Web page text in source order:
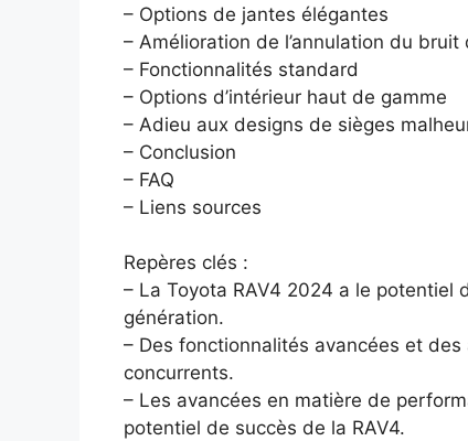
– Options de jantes élégantes
– Amélioration de l’annulation du
– Fonctionnalités standard
– Options d’intérieur haut de gamme
– Adieu aux designs de sièges
– Conclusion
– FAQ
– Liens sources
Repères clés :
– La Toyota RAV4 2024 a le potentiel
génération.
– Des fonctionnalités avancées et
concurrents.
– Les avancées en matière de
potentiel de succès de la RAV4.